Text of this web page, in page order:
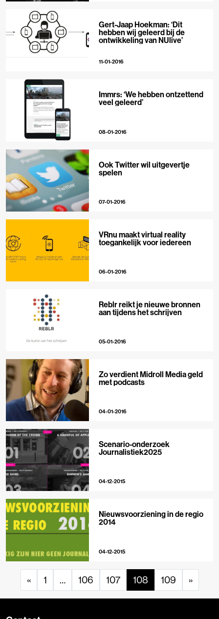
Gert-Jaap Hoekman: ‘Dit
hebben wij geleerd bij de
ontwikkeling van NUlive’
11-01-2016
Immrs: ‘We hebben ontzettend
veel geleerd’
08-01-2016
Ook Twitter wil uitgevertje
spelen
07-01-2016
VRnu maakt virtual reality
toegankelijk voor iedereen
06-01-2016
Reblr reikt je nieuwe bronnen
aan tijdens het schrijven
05-01-2016
Zo verdient Midroll Media geld
met podcasts
04-01-2016
Scenario-onderzoek
Journalistiek2025
04-12-2015
Nieuwsvoorziening in de regio
2014
04-12-2015
« 1 … 106 107 108 109 »